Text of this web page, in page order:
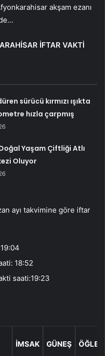
akşam ezanı
İFTAR VAKTİ
sürücü kırmızı ışıkta
hızla çarpmış
Yaşam Çiftliği Atlı
Oluyor
ayı takvimine göre iftar
18:52
saati:19:23
İMSAK GÜNEŞ ÖĞLE